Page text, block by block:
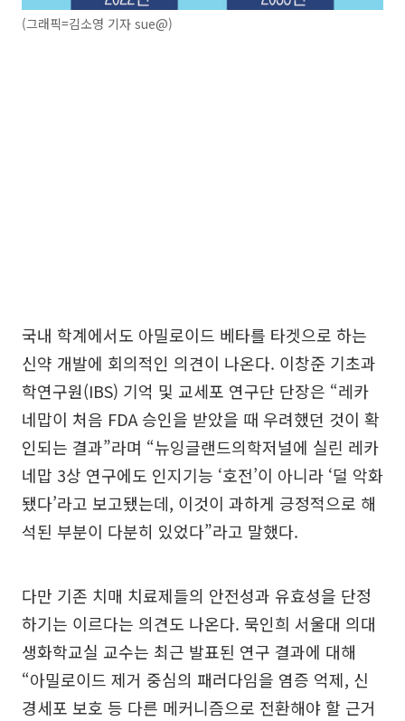
(그래픽=김소영 기자 sue@)
국내 학계에서도 아밀로이드 베타를 타겟으로 하는
신약 개발에 회의적인 의견이 나온다. 이창준 기초과
학연구원(IBS) 기억 및 교세포 연구단 단장은 “레카
네맙이 처음 FDA 승인을 받았을 때 우려했던 것이 확
인되는 결과”라며 “뉴잉글랜드의학저널에 실린 레카
네맙 3상 연구에도 인지기능 ‘호전’이 아니라 ‘덜 악화
됐다’라고 보고됐는데, 이것이 과하게 긍정적으로 해
석된 부분이 다분히 있었다”라고 말했다.
다만 기존 치매 치료제들의 안전성과 유효성을 단정
하기는 이르다는 의견도 나온다. 묵인희 서울대 의대
생화학교실 교수는 최근 발표된 연구 결과에 대해
“아밀로이드 제거 중심의 패러다임을 염증 억제, 신
경세포 보호 등 다른 메커니즘으로 전환해야 할 근거